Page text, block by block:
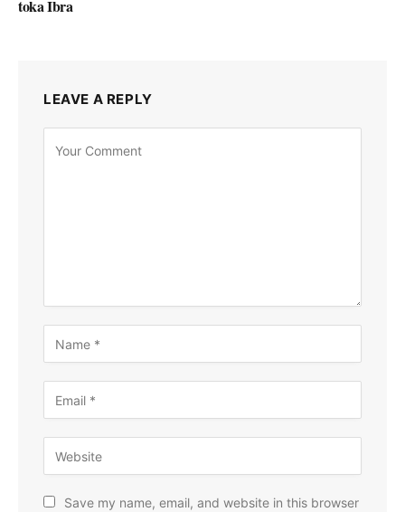
toka Ibra
LEAVE A REPLY
Save my name, email, and website in this browser